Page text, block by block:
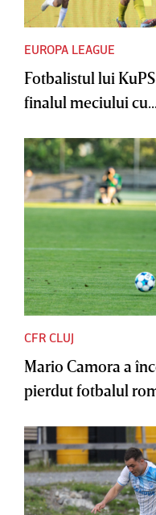
EUROPA LEAGUE
Fotbalistul lui
finalul meciului cu...
CFR CLUJ
Mario Camora a
pierdut fotbalul